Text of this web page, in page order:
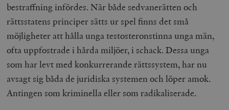
bestraffning infördes. När både sedvanerätten och
rättsstatens principer sätts ur spel finns det små
möjligheter att hålla unga testosteronstinna unga män,
ofta uppfostrade i hårda miljöer, i schack. Dessa unga
som har levt med konkurrerande rättssystem, har nu
avsagt sig båda de juridiska systemen och löper amok.
Antingen som kriminella eller som radikaliserade.
Inc.
wp_woocommerce_session_[abcdef0123456789]
timbro.se
Inc.